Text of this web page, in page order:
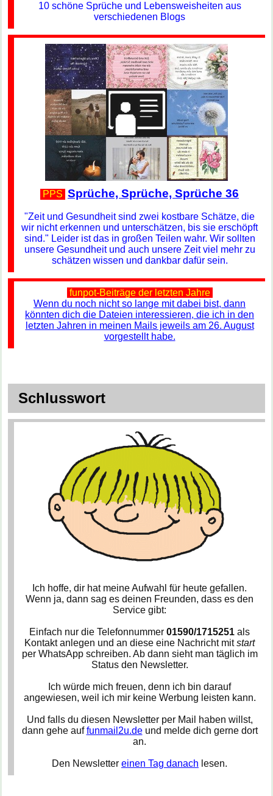
10 schöne Sprüche und Lebensweisheiten aus
verschiedenen Blogs
PPS Sprüche, Sprüche, Sprüche 36
"Zeit und Gesundheit sind zwei kostbare Schätze, die
wir nicht erkennen und unterschätzen, bis sie erschöpft
sind." Leider ist das in großen Teilen wahr. Wir sollten
unsere Gesundheit und auch unsere Zeit viel mehr zu
schätzen wissen und dankbar dafür sein.
funpot-Beiträge der letzten Jahre
Wenn du noch nicht so lange mit dabei bist, dann
könnten dich die Dateien interessieren, die ich in den
letzten Jahren in meinen Mails jeweils am 26. August
vorgestellt habe.
Schlusswort
Ich hoffe, dir hat meine Aufwahl für heute gefallen.
Wenn ja, dann sag es deinen Freunden, dass es den
Service gibt:
Einfach nur die Telefonnummer 01590/1715251 als
Kontakt anlegen und an diese eine Nachricht mitstart
per WhatsApp schreiben. Ab dann sieht man täglich im
Status den Newsletter.
Ich würde mich freuen, denn ich bin darauf
angewiesen, weil ich mir keine Werbung leisten kann.
Und falls du diesen Newsletter per Mail haben willst,
dann gehe auffunmail2u.deund melde dich gerne dort
an.
Den Newsletter einen Tag danach lesen.